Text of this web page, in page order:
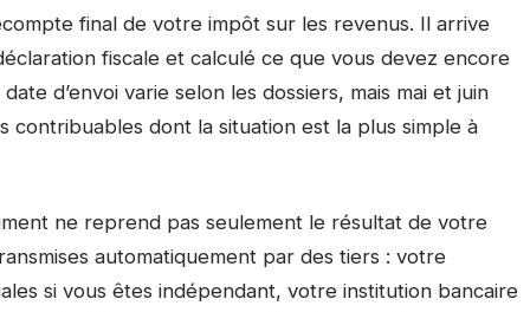
final de votre impôt sur les revenus. Il arrive
fiscale et calculé ce que vous devez encore
d’envoi varie selon les dossiers, mais mai et juin
contribuables dont la situation est la plus simple à
ne reprend pas seulement le résultat de votre
automatiquement par des tiers : votre
si vous êtes indépendant, votre institution bancaire